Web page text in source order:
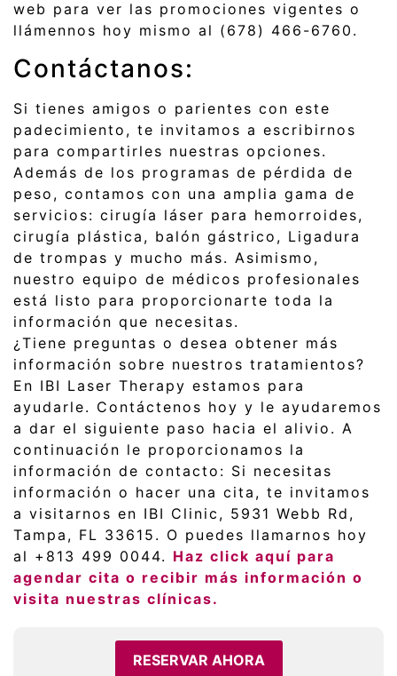
web para ver las promociones vigentes o
llámennos hoy mismo al (678) 466-6760.
Contáctanos:
Si tienes amigos o parientes con este
padecimiento, te invitamos a escribirnos
para compartirles nuestras opciones.
Además de los programas de pérdida de
peso, contamos con una amplia gama de
servicios: cirugía láser para hemorroides,
cirugía plástica, balón gástrico, Ligadura
de trompas y mucho más. Asimismo,
nuestro equipo de médicos profesionales
está listo para proporcionarte toda la
información que necesitas.
¿Tiene preguntas o desea obtener más
información sobre nuestros tratamientos?
En IBI Laser Therapy estamos para
ayudarle. Contáctenos hoy y le ayudaremos
a dar el siguiente paso hacia el alivio. A
continuación le proporcionamos la
información de contacto: Si necesitas
información o hacer una cita, te invitamos
a visitarnos en IBI Clinic, 5931 Webb Rd,
Tampa, FL 33615. O puedes llamarnos hoy
al +813 499 0044. Haz click aquí para
agendar cita o recibir más información o
visita nuestras clínicas.
RESERVAR AHORA